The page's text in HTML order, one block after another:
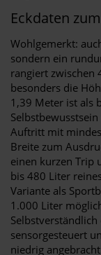
Eckdaten
Wohlgemerkt:
sondern ein
rangiert zwischen
besonders die
1,39 Meter ist als
Auftritt mit
Breite zum
einen kurzen Trip
bis 480 Liter
Variante als
1.000 Liter
sensorgesteuert
niedrig